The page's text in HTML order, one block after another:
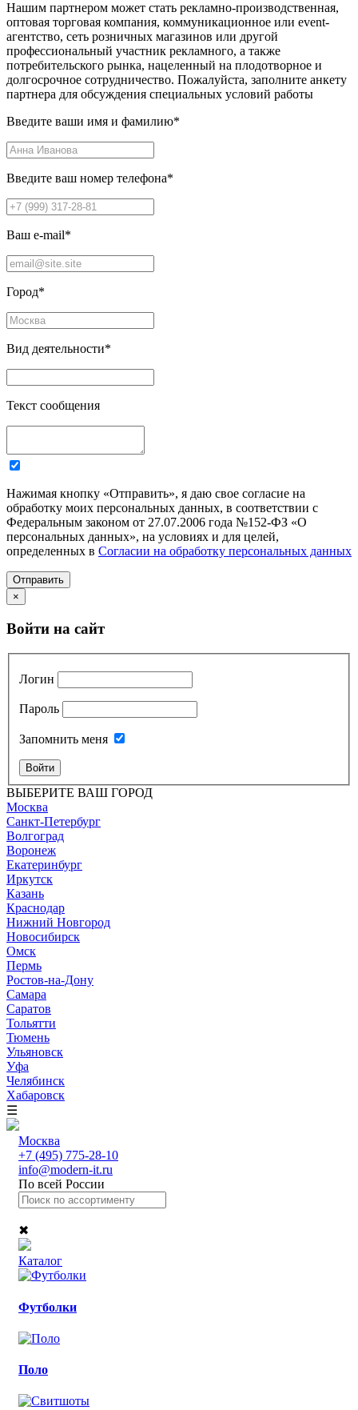
Нашим партнером может стать рекламно-производственная,
оптовая торговая компания, коммуникационное или event-
агентство, сеть розничных магазинов или другой
профессиональный участник рекламного, а также
потребительского рынка, нацеленный на плодотворное и
долгосрочное сотрудничество. Пожалуйста, заполните анкету
партнера для обсуждения специальных условий работы
Введите ваши имя и фамилию*
Введите ваш номер телефона*
Ваш e-mail*
Город*
Вид деятельности*
Текст сообщения
Нажимая кнопку «Отправить», я даю свое согласие на
обработку моих персональных данных, в соответствии с
Федеральным законом от 27.07.2006 года №152-ФЗ «О
персональных данных», на условиях и для целей,
определенных в Согласии на обработку персональных данных
Отправить
×
Войти на сайт
Логин
Пароль
Запомнить меня
Войти
ВЫБЕРИТЕ ВАШ ГОРОД
Москва
Санкт-Петербург
Волгоград
Воронеж
Екатеринбург
Иркутск
Казань
Краснодар
Нижний Новгород
Новосибирск
Омск
Пермь
Ростов-на-Дону
Самара
Саратов
Тольятти
Тюмень
Ульяновск
Уфа
Челябинск
Хабаровск
☰
Москва
+7 (495) 775-28-10
info@modern-it.ru
По всей России
✖
Каталог
Футболки
Поло